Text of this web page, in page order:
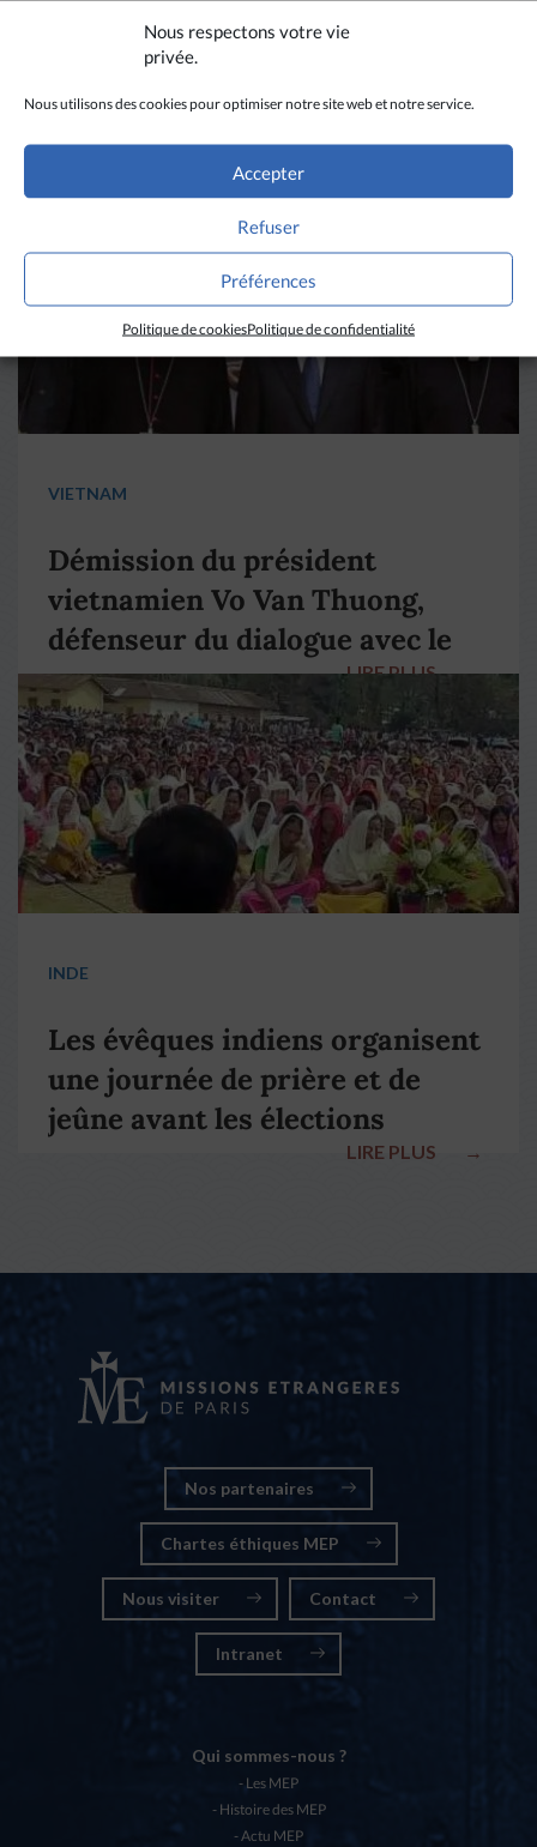
Nous respectons votre vie
privée.
Nous utilisons des cookies pour optimiser notre site web et notre service.
Accepter
Refuser
Préférences
Politique de cookiesPolitique de confidentialité
semaine du 18 mars
LIRE PLUS →
VIETNAM
Démission du président
vietnamien Vo Van Thuong,
défenseur du dialogue avec le
pape François
LIRE PLUS →
INDE
Les évêques indiens organisent
une journée de prière et de
jeûne avant les élections
LIRE PLUS →
Nos partenaires
Chartes éthiques MEP
Nous visiter Contact
Intranet
Qui sommes-nous ?
Les MEP
Histoire des MEP
Actu MEP